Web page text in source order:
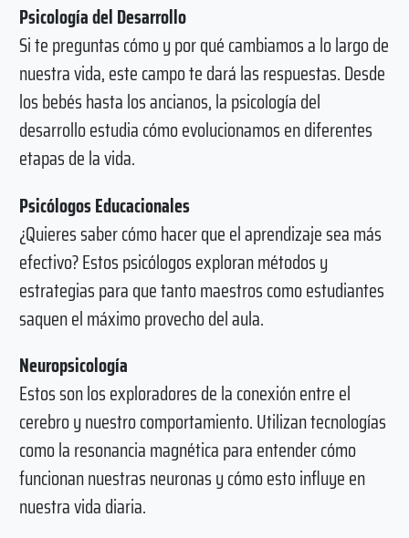
Psicología del Desarrollo
Si te preguntas cómo y por qué cambiamos a lo largo de
nuestra vida, este campo te dará las respuestas. Desde
los bebés hasta los ancianos, la psicología del
desarrollo estudia cómo evolucionamos en diferentes
etapas de la vida.
Psicólogos Educacionales
¿Quieres saber cómo hacer que el aprendizaje sea más
efectivo? Estos psicólogos exploran métodos y
estrategias para que tanto maestros como estudiantes
saquen el máximo provecho del aula.
Neuropsicología
Estos son los exploradores de la conexión entre el
cerebro y nuestro comportamiento. Utilizan tecnologías
como la resonancia magnética para entender cómo
funcionan nuestras neuronas y cómo esto influye en
nuestra vida diaria.